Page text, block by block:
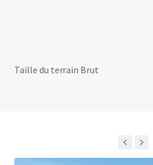
agents at JLL today to request
Taille du terrain Brut